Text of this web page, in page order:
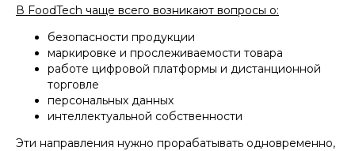
В FoodTech чаще всего возникают вопросы о:
безопасности продукции
маркировке и прослеживаемости товара
работе цифровой платформы и дистанционной
торговле
персональных данных
интеллектуальной собственности
Эти направления нужно прорабатывать одновременно,